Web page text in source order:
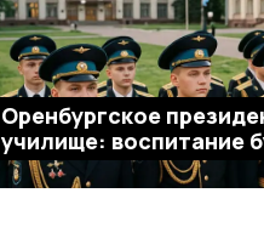
Оренбургское
училище: воспитание